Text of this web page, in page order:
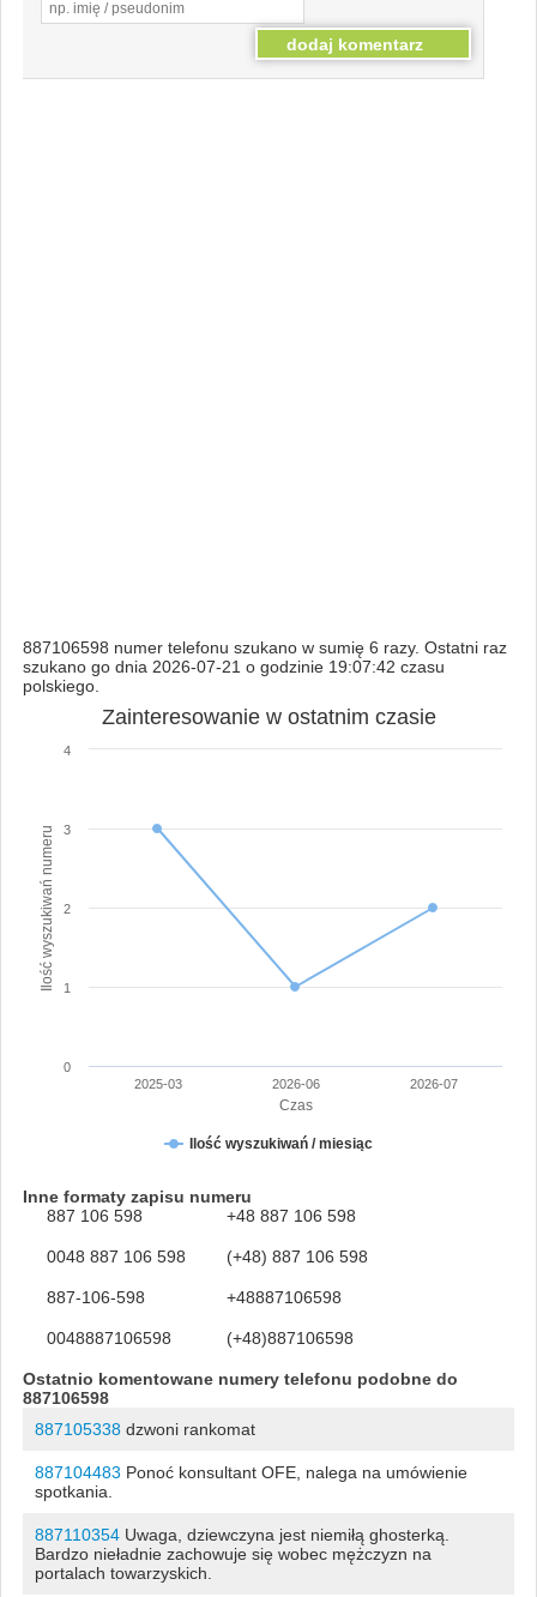
887106598 numer telefonu szukano w sumię 6 razy. Ostatni raz
szukano go dnia 2026-07-21 o godzinie 19:07:42 czasu
polskiego.
Czas
Ilość wyszukiwań numeru
Zainteresowanie w ostatnim czasie
Ilość wyszukiwań / miesiąc
2025-03 2026-06 2026-07
0
1
2
3
4
Inne formaty zapisu numeru
887 106 598
+48 887 106 598
0048 887 106 598 (+48) 887 106 598
887-106-598 +48887106598
0048887106598 (+48)887106598
Ostatnio komentowane numery telefonu podobne do
887106598
887105338dzwoni rankomat
887104483 Ponoć konsultant OFE, nalega na umówienie
spotkania.
887110354Uwaga, dziewczyna jest niemiłą ghosterką.
Bardzo nieładnie zachowuje się wobec mężczyzn na
portalach towarzyskich.